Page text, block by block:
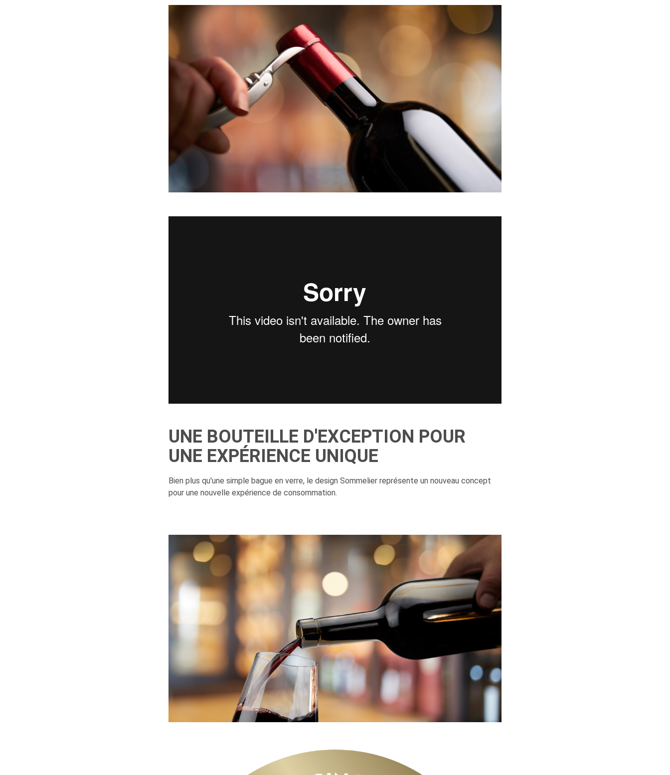
UNE BOUTEILLE D'EXCEPTION POUR
UNE EXPÉRIENCE UNIQUE
Bien plus qu'une simple bague en verre, le design Sommelier représente un nouveau concept
pour une nouvelle expérience de consommation.